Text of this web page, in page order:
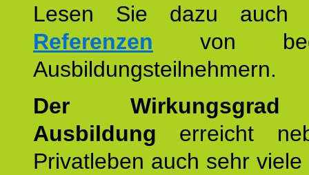
Lesen Sie dazu
Referenzen von
Ausbildungsteilnehmern.
Der
Ausbildung erreicht
Privatleben auch sehr